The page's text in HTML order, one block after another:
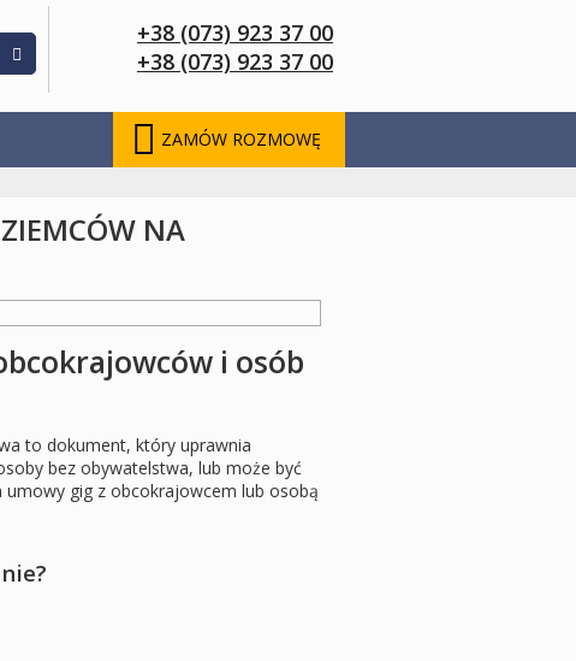
+38 (073) 923 37 00
+38 (073) 923 37 00
ZAMÓW ROZMOWĘ
NA
i osób
to dokument, który uprawnia
bez obywatelstwa, lub może być
umowy gig z obcokrajowcem lub osobą